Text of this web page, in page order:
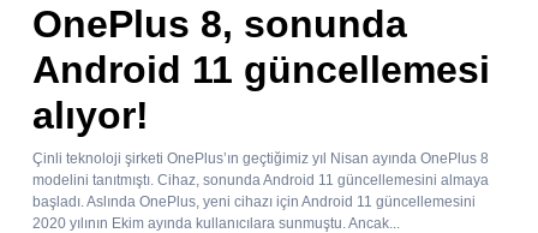
OnePlus 8, sonunda
Android 11 güncellemesi
alıyor!
Çinli teknoloji şirketi OnePlus’ın geçtiğimiz yıl Nisan ayında OnePlus 8
modelini tanıtmıştı. Cihaz, sonunda Android 11 güncellemesini almaya
başladı. Aslında OnePlus, yeni cihazı için Android 11 güncellemesini
2020 yılının Ekim ayında kullanıcılara sunmuştu. Ancak...